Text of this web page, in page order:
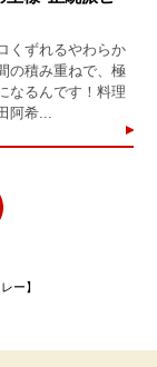
くずれるやわらか
の積み重ねで、極
なるんです！料理
阿希...
ー】